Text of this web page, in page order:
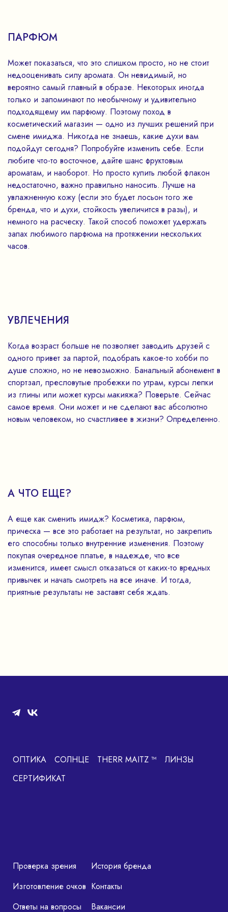
ПАРФЮМ
Может показаться, что это слишком просто, но не стоит
недооценивать силу аромата. Он невидимый, но
вероятно самый главный в образе. Некоторых иногда
только и запоминают по необычному и удивительно
подходящему им парфюму. Поэтому поход в
косметический магазин — одно из лучших решений при
смене имиджа. Никогда не знаешь, какие духи вам
подойдут сегодня? Попробуйте изменить себе. Если
любите что-то восточное, дайте шанс фруктовым
ароматам, и наоборот. Но просто купить любой флакон
недостаточно, важно правильно наносить. Лучше на
увлажненную кожу (если это будет лосьон того же
бренда, что и духи, стойкость увеличится в разы), и
немного на расческу. Такой способ поможет удержать
запах любимого парфюма на протяжении нескольких
часов.
УВЛЕЧЕНИЯ
Когда возраст больше не позволяет заводить друзей с
одного привет за партой, подобрать какое-то хобби по
душе сложно, но не невозможно. Банальный абонемент в
спортзал, пресловутые пробежки по утрам, курсы лепки
из глины или может курсы макияжа? Поверьте. Сейчас
самое время. Они может и не сделают вас абсолютно
новым человеком, но счастливее в жизни? Определенно.
А ЧТО ЕЩЕ?
А еще как сменить имидж? Косметика, парфюм,
прическа — все это работает на результат, но закрепить
его способны только внутренние изменения. Поэтому
покупая очередное платье, в надежде, что все
изменится, имеет смысл отказаться от каких-то вредных
привычек и начать смотреть на все иначе. И тогда,
приятные результаты не заставят себя ждать.
ОПТИКА СОЛНЦЕ THERR MAITZ ™
ЛИНЗЫ
СЕРТИФИКАТ
Проверка зрения
Изготовление очков
Ответы на вопросы
История бренда
Контакты
Вакансии